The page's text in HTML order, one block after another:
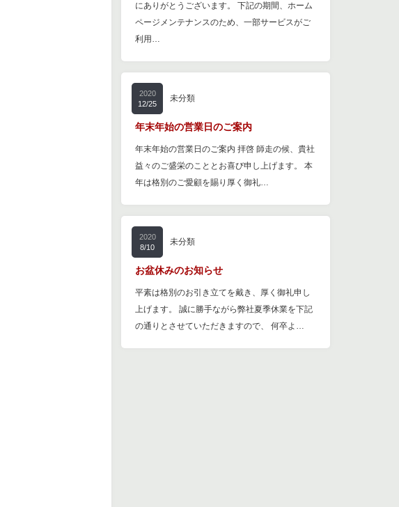
にありがとうございます。 下記の期間、ホーム
ページメンテナンスのため、一部サービスがご
利用…
2020
12/25
未分類
年末年始の営業日のご案内
年末年始の営業日のご案内 拝啓 師走の候、貴社
益々のご盛栄のこととお喜び申し上げます。 本
年は格別のご愛顧を賜り厚く御礼…
2020
8/10
未分類
お盆休みのお知らせ
平素は格別のお引き立てを戴き、厚く御礼申し
上げます。 誠に勝手ながら弊社夏季休業を下記
の通りとさせていただきますので、 何卒よ…